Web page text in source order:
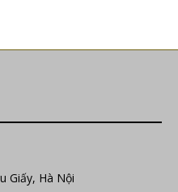
Giấy, Hà Nội